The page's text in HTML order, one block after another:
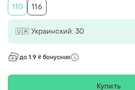
110
116
🇺🇦 Украинский: 30
до 1.9 ₴ бонусних
Купить